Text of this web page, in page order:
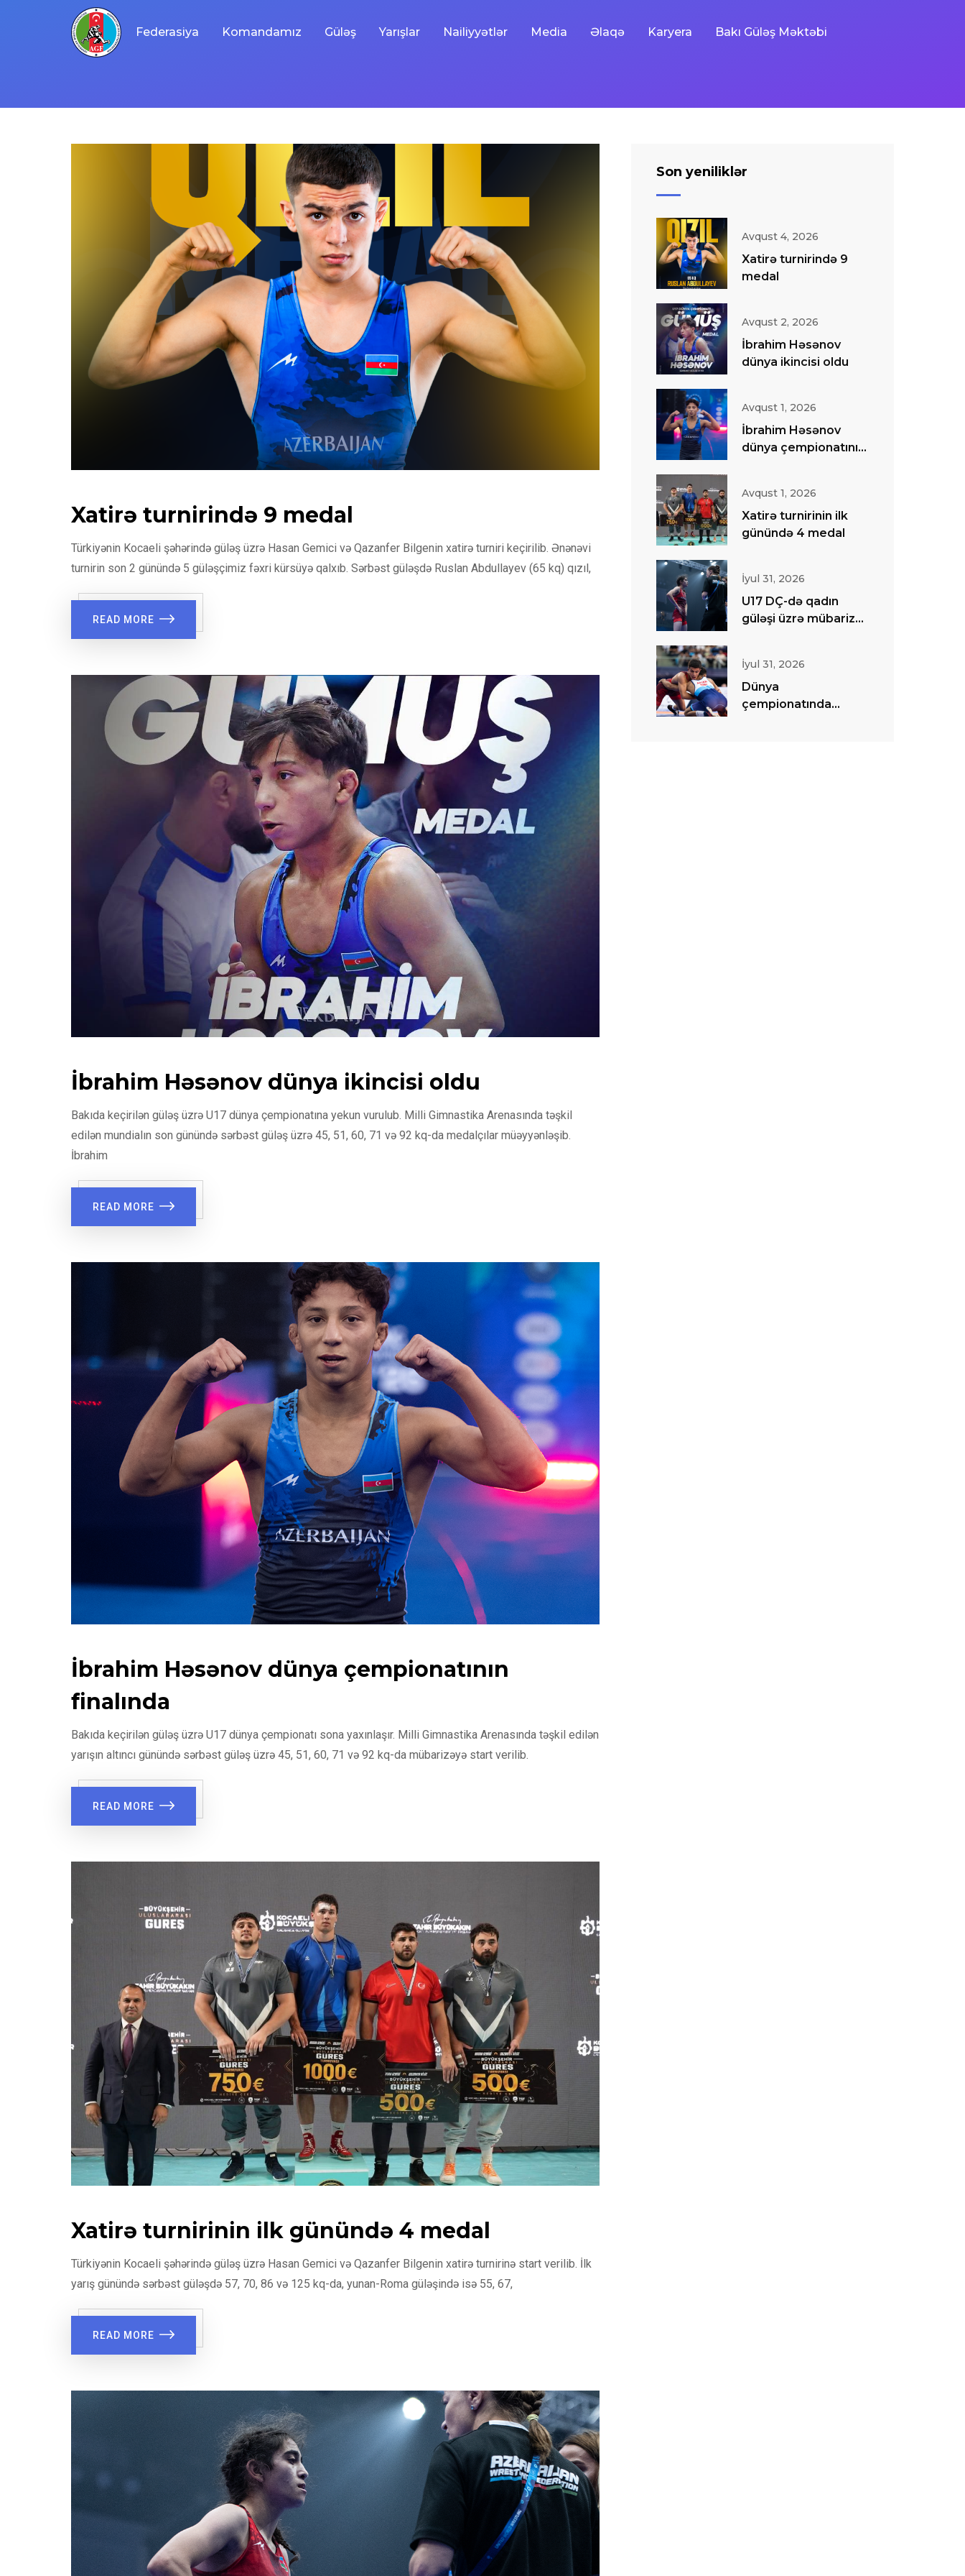
Federasiya Komandamız Güləş Yarışlar Nailiyyətlər Media Əlaqə Karyera Bakı Güləş Məktəbi
Xatirə turnirində 9 medal
Türkiyənin Kocaeli şəhərində güləş üzrə Hasan Gemici və Qazanfer Bilgenin xatirə turniri keçirilib. Ənənəvi
turnirin son 2 günündə 5 güləşçimiz fəxri kürsüyə qalxıb. Sərbəst güləşdə Ruslan Abdullayev (65 kq) qızıl,
READ MORE
İbrahim Həsənov dünya ikincisi oldu
Bakıda keçirilən güləş üzrə U17 dünya çempionatına yekun vurulub. Milli Gimnastika Arenasında təşkil
edilən mundialın son günündə sərbəst güləş üzrə 45, 51, 60, 71 və 92 kq-da medalçılar müəyyənləşib.
İbrahim
READ MORE
İbrahim Həsənov dünya çempionatının
finalında
Bakıda keçirilən güləş üzrə U17 dünya çempionatı sona yaxınlaşır. Milli Gimnastika Arenasında təşkil edilən
yarışın altıncı günündə sərbəst güləş üzrə 45, 51, 60, 71 və 92 kq-da mübarizəyə start verilib.
READ MORE
Xatirə turnirinin ilk günündə 4 medal
Türkiyənin Kocaeli şəhərində güləş üzrə Hasan Gemici və Qazanfer Bilgenin xatirə turnirinə start verilib. İlk
yarış günündə sərbəst güləşdə 57, 70, 86 və 125 kq-da, yunan-Roma güləşində isə 55, 67,
READ MORE
Son yeniliklər
Avqust 4, 2026
Xatirə turnirində 9
medal
Avqust 2, 2026
İbrahim Həsənov
dünya ikincisi oldu
Avqust 1, 2026
İbrahim Həsənov
dünya çempionatının
Avqust 1, 2026
Xatirə turnirinin ilk
günündə 4 medal
İyul 31, 2026
U17 DÇ-də qadın
güləşi üzrə mübarizə
İyul 31, 2026
Dünya
çempionatında